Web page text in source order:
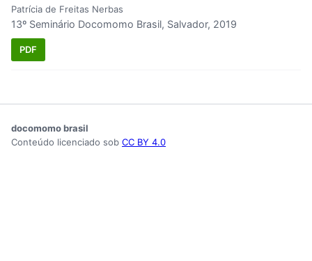
Patrícia de Freitas Nerbas
13º Seminário Docomomo Brasil, Salvador, 2019
PDF
docomomo brasil
Conteúdo licenciado sob CC BY 4.0